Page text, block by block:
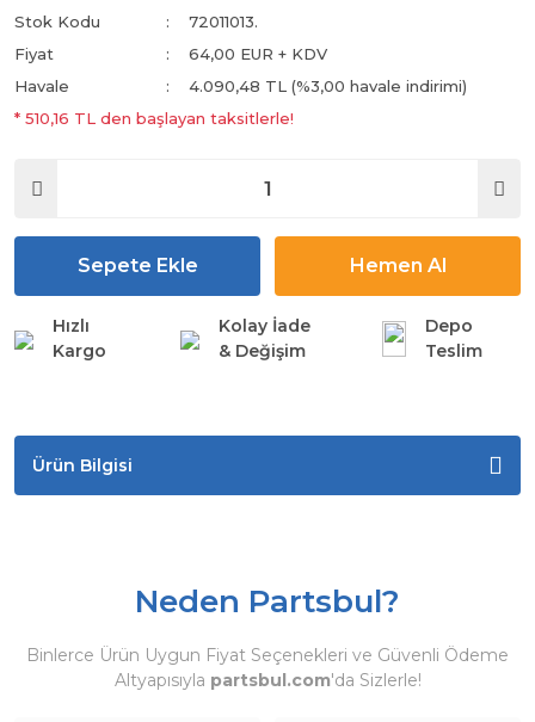
Stok Kodu
72011013.
Fiyat
64,00 EUR + KDV
Havale
4.090,48 TL (%3,00 havale indirimi)
* 510,16 TL den başlayan taksitlerle!
Sepete Ekle Hemen Al
Hızlı
Kargo
Kolay İade
& Değişim
Depo
Teslim
Ürün Bilgisi
Neden Partsbul?
Binlerce Ürün Uygun Fiyat Seçenekleri ve Güvenli Ödeme
Altyapısıyla partsbul.com'da Sizlerle!